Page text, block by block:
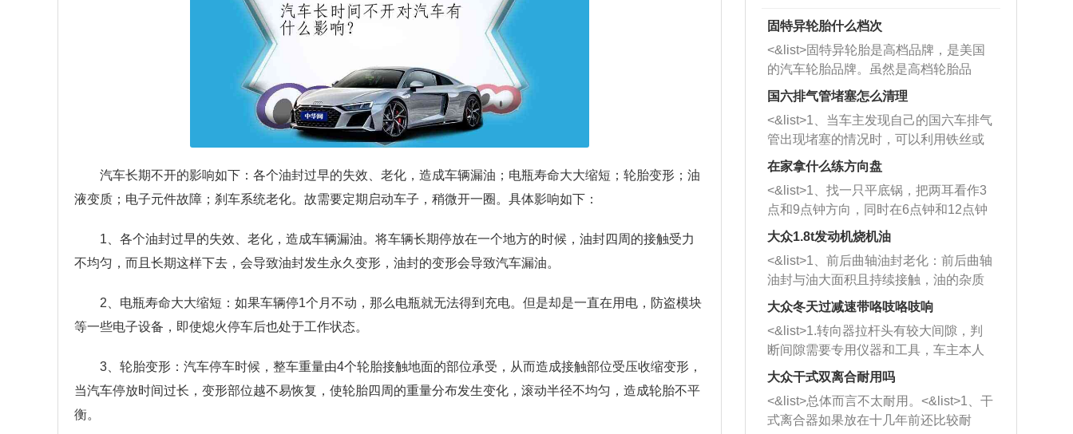
汽车长期不开的影响如下：各个油封过早的失效、老化，造成车辆漏油；电瓶寿命大大缩短；轮胎变形；油
液变质；电子元件故障；刹车系统老化。故需要定期启动车子，稍微开一圈。具体影响如下：
1、各个油封过早的失效、老化，造成车辆漏油。将车辆长期停放在一个地方的时候，油封四周的接触受力
不均匀，而且长期这样下去，会导致油封发生永久变形，油封的变形会导致汽车漏油。
2、电瓶寿命大大缩短：如果车辆停1个月不动，那么电瓶就无法得到充电。但是却是一直在用电，防盗模块
等一些电子设备，即使熄火停车后也处于工作状态。
3、轮胎变形：汽车停车时候，整车重量由4个轮胎接触地面的部位承受，从而造成接触部位受压收缩变形，
当汽车停放时间过长，变形部位越不易恢复，使轮胎四周的重量分布发生变化，滚动半径不均匀，造成轮胎不平
衡。
固特异轮胎什么档次
<&list>固特异轮胎是高档品牌，是美国
的汽车轮胎品牌。虽然是高档轮胎品
牌，但是中高低端的轮胎都有生产，这
也是为了更好的开拓市场。
国六排气管堵塞怎么清理
<&list>1、当车主发现自己的国六车排气
管出现堵塞的情况时，可以利用铁丝或
者是细棍，直接将杂物给取出来，如果
堵塞情况比较严重，也可以采取应急措
施。 <&list>2、直接利用木棍将所有的
杂物推到排气管里面的位置处，然后将
三元催化器拆解开，就可以将堵塞的东
西取出来。但如果是因为积碳过多引起
的堵塞，就需要将三元催化器泡在草酸
洗剂对堵塞的情况得到解决，将清洗剂
放在燃油箱中，与燃油混合后，车辆启
动时，就可以和汽油一起进入到燃烧
室，最后形成废气排出，就可以让三元
催化器得到清洗，排气管堵塞的情况就
能够得到解决。
在家拿什么练方向盘
<&list>1、找一只平底锅，把两耳看作3
点和9点钟方向，同时在6点钟和12点钟
方向做一个标记。 <&list>2、双手握住
一圈半的练习，往右同样也要打相同的
圈数。 <&list>3、最后强调要反复练
习，这样就可以形成肌肉记忆，在真实
驾驶车辆时，不需要记忆也能打好方
向。
大众1.8t发动机烧机油
<&list>1、前后曲轴油封老化：前后曲轴
油封与油大面积且持续接触，油的杂质
和发动机内持续温度变化使其密封效果
逐渐减弱，导致渗油或漏油。<&list>2、
活塞间隙过大：积碳会使活塞环与缸体
的间隙扩大，导致机油流入燃烧室中，
造成烧机油。<&list>3、机油粘度。使用
机油粘度过小的话，同样会有烧机油现
象，机油粘度过小具有很好的流动性，
大众冬天过减速带咯吱咯吱响
<&list>1.转向器拉杆头有较大间隙，判
断间隙需要专用仪器和工具，车主本人
无法制作，需要将车辆送到修理厂或4s
店；<&list>2.车辆半轴套管防尘罩破
裂，破裂后会出现漏油现象，使半轴磨
损严重，磨损的半轴容易损坏，产生异
大众干式双离合耐用吗
<&list>总体而言不太耐用。<&list>1、干
式离合器如果放在十几年前还比较耐